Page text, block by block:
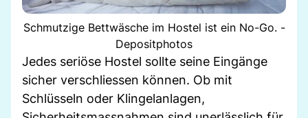
Schmutzige Bettwäsche im Hostel ist ein No-Go. -
Depositphotos
Jedes seriöse Hostel sollte seine Eingänge
sicher verschliessen können. Ob mit
Schlüsseln oder Klingelanlagen,